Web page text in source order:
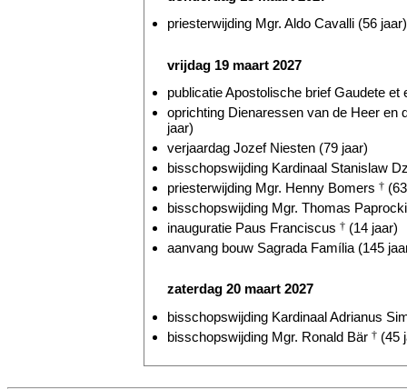
priesterwijding Mgr. Aldo Cavalli (56 jaar)
vrijdag 19 maart 2027
publicatie Apostolische brief Gaudete et
oprichting Dienaressen van de Heer en
jaar)
verjaardag Jozef Niesten (79 jaar)
bisschopswijding Kardinaal Stanislaw
priesterwijding Mgr. Henny Bomers †
bisschopswijding Mgr. Thomas
inauguratie Paus Franciscus † (14 jaar)
aanvang bouw Sagrada Família (145
zaterdag 20 maart 2027
bisschopswijding Kardinaal Adrianus
bisschopswijding Mgr. Ronald Bär † (45